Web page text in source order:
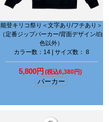
能登キリコ祭り＜文字あり/フチあり＞
（定番ジップパーカー/背面デザイン/白
色以外）
カラー数：14 | サイズ数： 8
5,800円 (税込6,380円)
パーカー